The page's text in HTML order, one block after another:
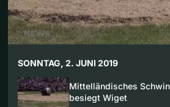
SONNTAG, 2. JUNI 2019
Mittelländisches
besiegt Wiget